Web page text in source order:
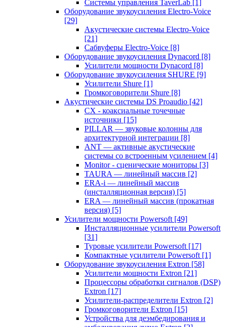
Системы управления TaverLab [1]
Оборудование звукоусиления Electro-Voice
[29]
Акустические системы Electro-Voice
[21]
Сабвуферы Electro-Voice [8]
Оборудование звукоусиления Dynacord [8]
Усилители мощности Dynacord [8]
Оборудование звукоусиления SHURE [9]
Усилители Shure [1]
Громкоговорители Shure [8]
Акустические системы DS Proaudio [42]
CX - коаксиальные точечные
источники [15]
PILLAR — звуковые колонны для
архитектурной интеграции [8]
ANT — активные акустические
системы со встроенным усилением [4]
Monitor - сценические мониторы [3]
TAURA — линейный массив [2]
ERA-i — линейный массив
(инсталляционная версия) [5]
ERA — линейный массив (прокатная
версия) [5]
Усилители мощности Powersoft [49]
Инсталляционные усилители Powersoft
[31]
Туровые усилители Powersoft [17]
Компактные усилители Powersoft [1]
Оборудование звукоусиления Extron [58]
Усилители мощности Extron [21]
Процессоры обработки сигналов (DSP)
Extron [17]
Усилители-распределители Extron [2]
Громкоговорители Extron [15]
Устройства для деэмбедирования и